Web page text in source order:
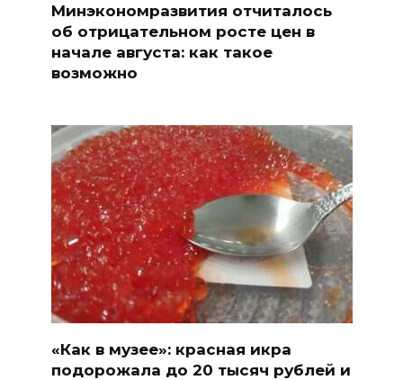
Минэкономразвития отчиталось
об отрицательном росте цен в
начале августа: как такое
возможно
«Как в музее»: красная икра
подорожала до 20 тысяч рублей и